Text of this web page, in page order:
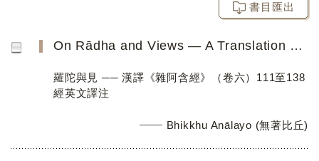
書目匯出
On Rādha and Views ― A Translation of Saṃyukta-āgama Discourses 111 to 138 (Fascicle 6)
羅陀與見 ── 漢譯《雜阿含經》（卷六）111至138
經英文譯注
Bhikkhu Anālayo (無著比丘)